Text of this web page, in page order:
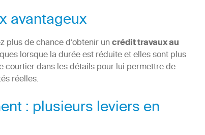
avantageux
plus de chance d’obtenir uncrédit travaux au
lorsque la durée est réduite et elles sont plus
courtier dans les détails pour lui permettre de
réelles.
: plusieurs leviers en